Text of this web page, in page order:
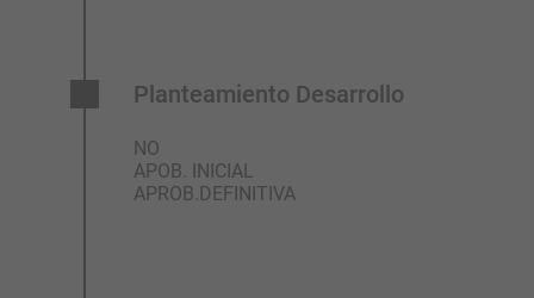
Planteamiento Desarrollo
NO
APOB. INICIAL
APROB.DEFINITIVA